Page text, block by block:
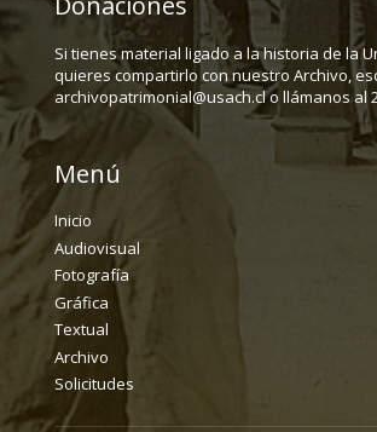
Si tienes material ligado a la historia de la
quieres compartirlo con nuestro Archivo,
archivopatrimonial@usach.cl o llámanos al
Menú
Inicio
Audiovisual
Fotografía
Gráfica
Textual
Archivo
Solicitudes